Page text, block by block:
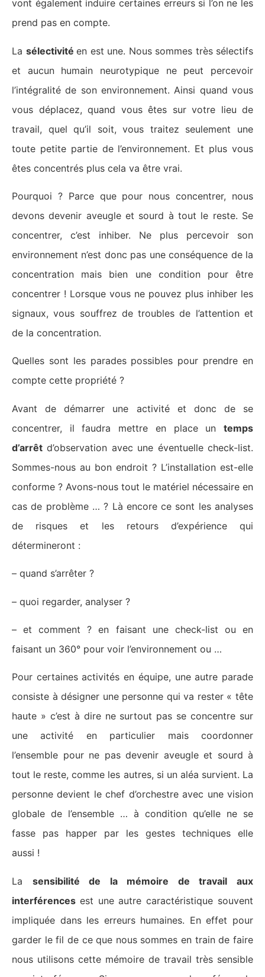
vont également induire certaines erreurs si l’on ne les
prend pas en compte.
La sélectivité en est une. Nous sommes très sélectifs
et aucun humain neurotypique ne peut percevoir
l’intégralité de son environnement. Ainsi quand vous
vous déplacez, quand vous êtes sur votre lieu de
travail, quel qu’il soit, vous traitez seulement une
toute petite partie de l’environnement. Et plus vous
êtes concentrés plus cela va être vrai.
Pourquoi ? Parce que pour nous concentrer, nous
devons devenir aveugle et sourd à tout le reste. Se
concentrer, c’est inhiber. Ne plus percevoir son
environnement n’est donc pas une conséquence de la
concentration mais bien une condition pour être
concentrer ! Lorsque vous ne pouvez plus inhiber les
signaux, vous souffrez de troubles de l’attention et
de la concentration.
Quelles sont les parades possibles pour prendre en
compte cette propriété ?
Avant de démarrer une activité et donc de se
concentrer, il faudra mettre en place un temps
d’arrêt d’observation avec une éventuelle check-list.
Sommes-nous au bon endroit ? L’installation est-elle
conforme ? Avons-nous tout le matériel nécessaire en
cas de problème … ? Là encore ce sont les analyses
de risques et les retours d’expérience qui
détermineront :
– quand s’arrêter ?
– quoi regarder, analyser ?
– et comment ? en faisant une check-list ou en
faisant un 360° pour voir l’environnement ou …
Pour certaines activités en équipe, une autre parade
consiste à désigner une personne qui va rester « tête
haute » c’est à dire ne surtout pas se concentre sur
une activité en particulier mais coordonner
l’ensemble pour ne pas devenir aveugle et sourd à
tout le reste, comme les autres, si un aléa survient. La
personne devient le chef d’orchestre avec une vision
globale de l’ensemble … à condition qu’elle ne se
fasse pas happer par les gestes techniques elle
aussi !
La sensibilité de la mémoire de travail aux
interférences est une autre caractéristique souvent
impliquée dans les erreurs humaines. En effet pour
garder le fil de ce que nous sommes en train de faire
nous utilisons cette mémoire de travail très sensible